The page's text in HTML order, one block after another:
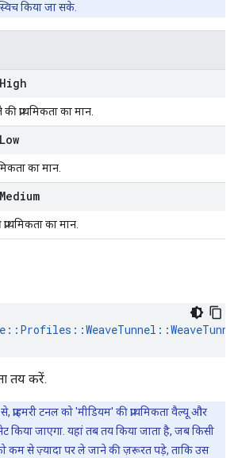
किया जा सके.
High
प्राथमिकता का मान.
Low
का मान.
Medium
का मान.
:: Profiles ::WeaveTunnel ::
तय करें.
प्राइमरी टनल को 'मीडियम' की प्राथमिकता वैल्यू और
जाएगा. यहां तब तय किया जाता है, जब किसी
कम से ज़्यादा पर ले जाने की ज़रूरत पड़े, ताकि उस